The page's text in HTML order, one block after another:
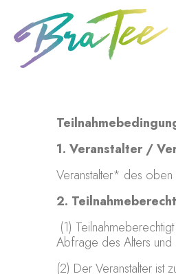
1. Veranstalter /
Veranstalter* des oben
2.
(1)
Abfrage des Alters
(2) Der Veranstalter ist